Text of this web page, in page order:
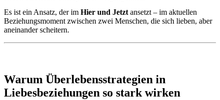
Es ist ein Ansatz, der im Hier und Jetzt ansetzt – im aktuellen
Beziehungsmoment zwischen zwei Menschen, die sich lieben, aber
aneinander scheitern.
Warum Überlebensstrategien in
Liebesbeziehungen so stark wirken